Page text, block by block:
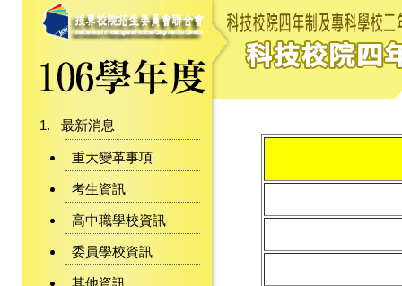
最新消息
重大變革事項
考生資訊
高中職學校資訊
委員學校資訊
其他資訊